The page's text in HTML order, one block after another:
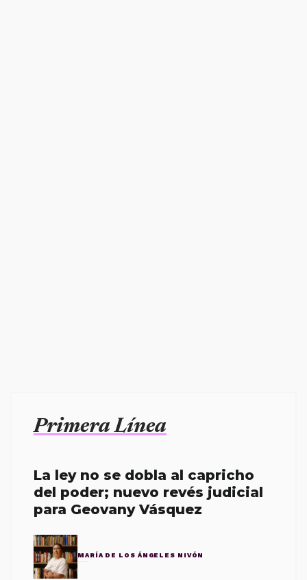
Primera Línea
La ley no se dobla al capricho
del poder; nuevo revés judicial
para Geovany Vásquez
MARÍA DE LOS ÁNGELES NIVÓN